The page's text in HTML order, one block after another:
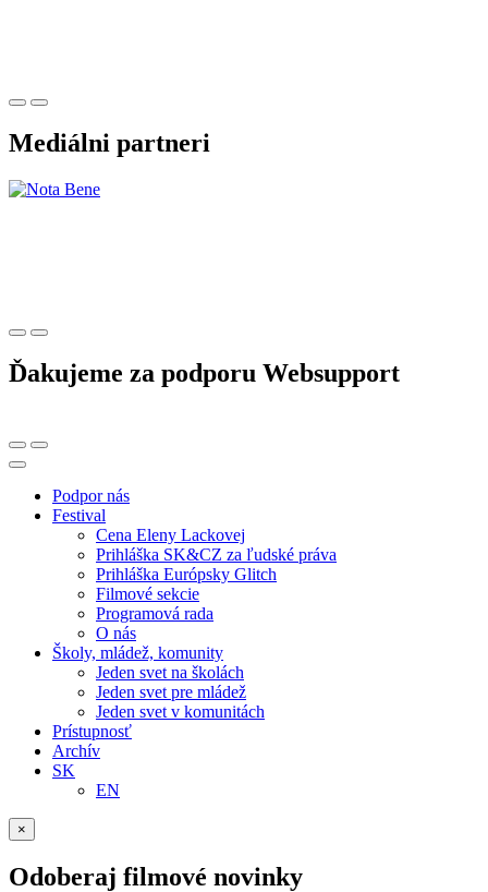
Mediálni partneri
Ďakujeme za podporu Websupport
Podpor nás
Festival
Cena Eleny Lackovej
Prihláška SK&CZ za ľudské práva
Prihláška Európsky Glitch
Filmové sekcie
Programová rada
O nás
Školy, mládež, komunity
Jeden svet na školách
Jeden svet pre mládež
Jeden svet v komunitách
Prístupnosť
Archív
SK
EN
×
Odoberaj filmové novinky